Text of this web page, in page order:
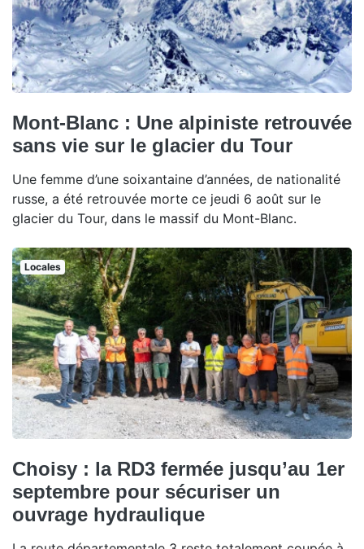
Mont-Blanc : Une alpiniste retrouvée
sans vie sur le glacier du Tour
Une femme d’une soixantaine d’années, de nationalité
russe, a été retrouvée morte ce jeudi 6 août sur le
glacier du Tour, dans le massif du Mont-Blanc.
Locales
Choisy : la RD3 fermée jusqu’au 1er
septembre pour sécuriser un
ouvrage hydraulique